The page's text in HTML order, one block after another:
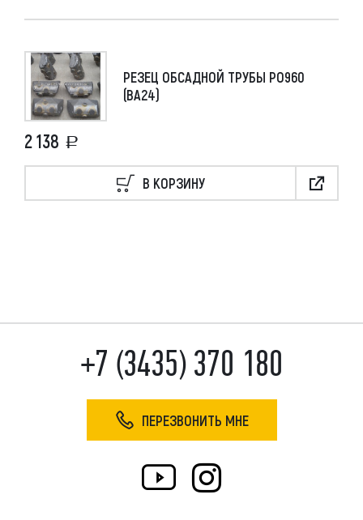
РЕЗЕЦ ОБСАДНОЙ ТРУБЫ РО960
(ВА24)
2 138
В КОРЗИНУ
+7 (3435) 370 180
ПЕРЕЗВОНИТЬ МНЕ